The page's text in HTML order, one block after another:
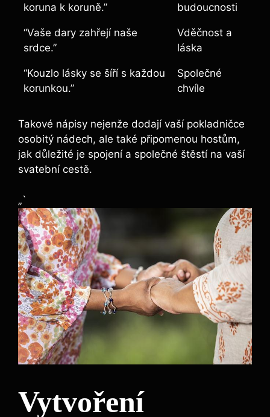
koruna k koruně.”
budoucnosti
“Vaše dary zahřejí naše
srdce.”
Vděčnost a
láska
“Kouzlo lásky se šíří s každou
korunkou.”
Společné
chvíle
Takové nápisy nejenže dodají vaší pokladničce
osobitý nádech, ale také připomenou hostům,
jak důležité je spojení a společné štěstí na vaší
svatební cestě.
„`
Vytvoření